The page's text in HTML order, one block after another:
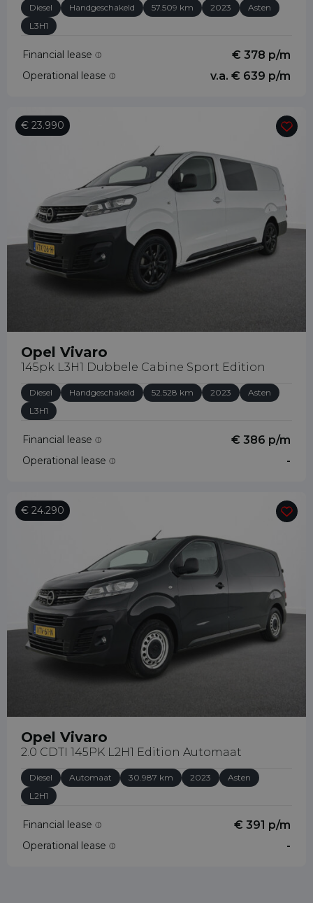
Diesel Handgeschakeld 57.509 km 2023
Asten
L3H1
Financial lease € 378 p/m
Operational lease v.a. € 639 p/m
€ 23.990
Opel Vivaro
145pk L3H1 Dubbele Cabine Sport Edition
Diesel Handgeschakeld 52.528 km 2023
Asten
L3H1
Financial lease € 386 p/m
Operational lease -
€ 24.290
Opel Vivaro
2.0 CDTI 145PK L2H1 Edition Automaat
Diesel Automaat 30.987 km 2023
Asten
L2H1
Financial lease € 391 p/m
Operational lease -